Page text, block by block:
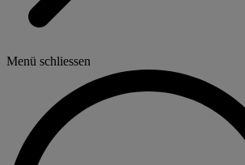
Menü schliessen